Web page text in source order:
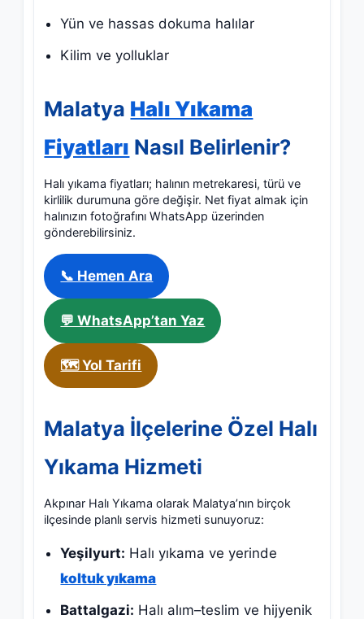
Yün ve hassas dokuma halılar
Kilim ve yolluklar
Malatya Halı Yıkama
Fiyatları Nasıl Belirlenir?
Halı yıkama fiyatları; halının metrekaresi, türü ve
kirlilik durumuna göre değişir. Net fiyat almak için
halınızın fotoğrafını WhatsApp üzerinden
gönderebilirsiniz.
📞 Hemen Ara
💬 WhatsApp’tan Yaz
🗺️ Yol Tarifi
Malatya İlçelerine Özel Halı
Yıkama Hizmeti
Akpınar Halı Yıkama olarak Malatya’nın birçok
ilçesinde planlı servis hizmeti sunuyoruz:
Yeşilyurt: Halı yıkama ve yerinde
koltuk yıkama
Battalgazi: Halı alım–teslim ve hijyenik